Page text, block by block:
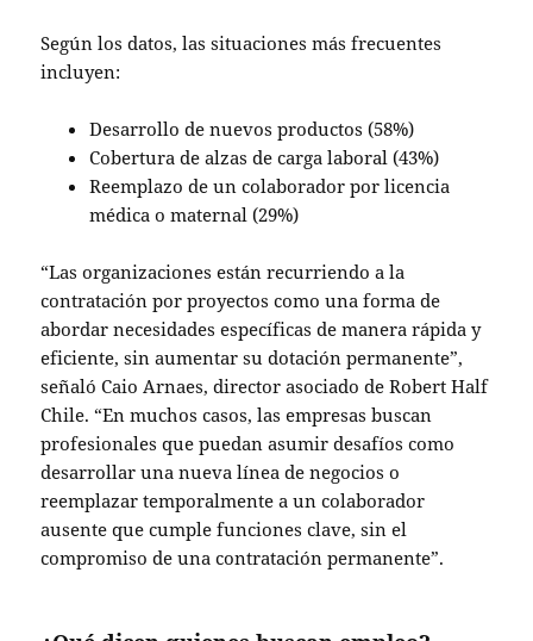
Según los datos, las situaciones más frecuentes
incluyen:
Desarrollo de nuevos productos (58%)
Cobertura de alzas de carga laboral (43%)
Reemplazo de un colaborador por licencia
médica o maternal (29%)
“Las organizaciones están recurriendo a la
contratación por proyectos como una forma de
abordar necesidades específicas de manera rápida y
eficiente, sin aumentar su dotación permanente”,
señaló Caio Arnaes, director asociado de Robert Half
Chile. “En muchos casos, las empresas buscan
profesionales que puedan asumir desafíos como
desarrollar una nueva línea de negocios o
reemplazar temporalmente a un colaborador
ausente que cumple funciones clave, sin el
compromiso de una contratación permanente”.